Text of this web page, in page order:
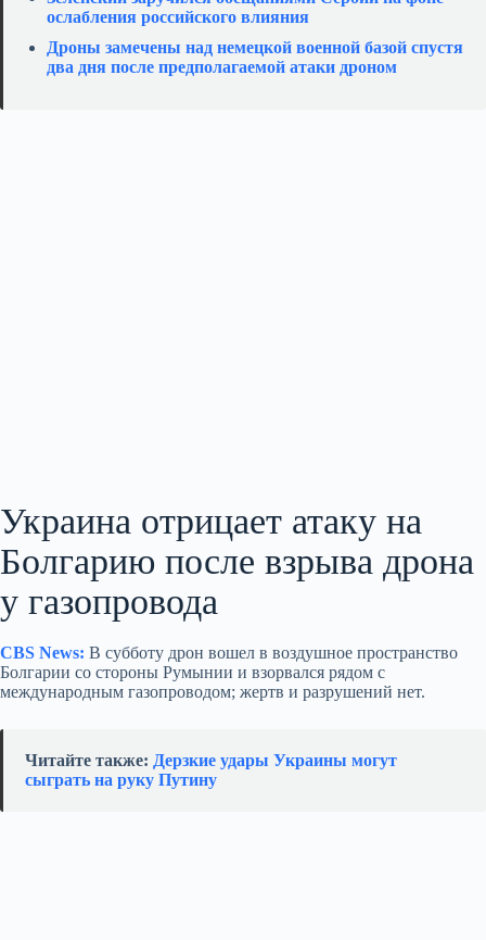
ослабления российского влияния
Дроны замечены над немецкой военной базой спустя
два дня после предполагаемой атаки дроном
Украина отрицает атаку на
Болгарию после взрыва дрона
у газопровода
CBS News: В субботу дрон вошел в воздушное пространство
Болгарии со стороны Румынии и взорвался рядом с
международным газопроводом; жертв и разрушений нет.
Читайте также: Дерзкие удары Украины могут
сыграть на руку Путину